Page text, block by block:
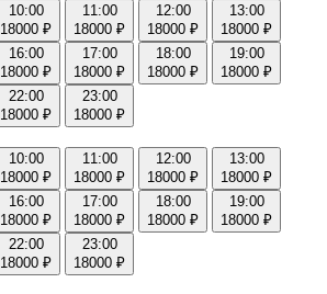
10:00
18000 ₽
11:00
18000 ₽
12:00
18000 ₽
13:00
18000 ₽
16:00
18000 ₽
17:00
18000 ₽
18:00
18000 ₽
19:00
18000 ₽
22:00
18000 ₽
23:00
18000 ₽
10:00
18000 ₽
11:00
18000 ₽
12:00
18000 ₽
13:00
18000 ₽
16:00
18000 ₽
17:00
18000 ₽
18:00
18000 ₽
19:00
18000 ₽
22:00
18000 ₽
23:00
18000 ₽